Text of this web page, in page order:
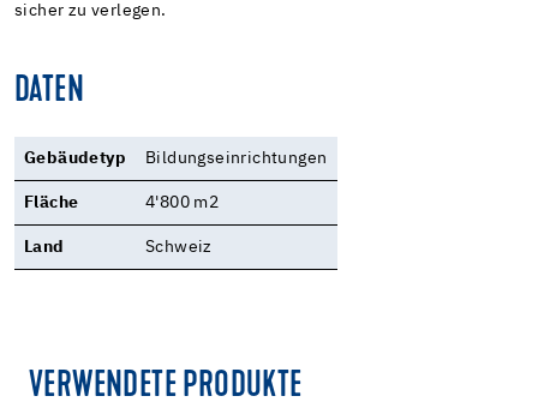
sicher zu verlegen.
DATEN
Gebäudetyp Bildungseinrichtungen
Fläche 4'800 m2
Land Schweiz
VERWENDETE PRODUKTE